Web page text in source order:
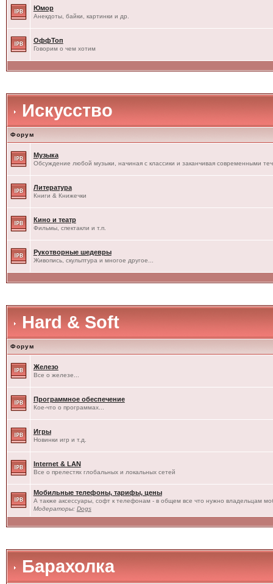
Юмор
Анекдоты, байки, картинки и др.
ОффТоп
Говорим о чем хотим
Искусство
Форум
Музыка
Обсуждение любой музыки, начиная с классики и заканчивая современными
Литература
Книги & Книжечки
Кино и театр
Фильмы, спектакли и т.п.
Рукотворные шедевры
Живопись, скульптура и многое другое...
Hard & Soft
Форум
Железо
Все о железе...
Программное обеспечение
Кое-что о программах...
Игры
Новинки игр и т.д.
Internet & LAN
Все о прелестях глобальных и локальных сетей
Мобильные телефоны, тарифы, цены
А также аксессуары, софт к телефонам - в общем все что нужно владельцам
Модераторы: Dogs
Барахолка